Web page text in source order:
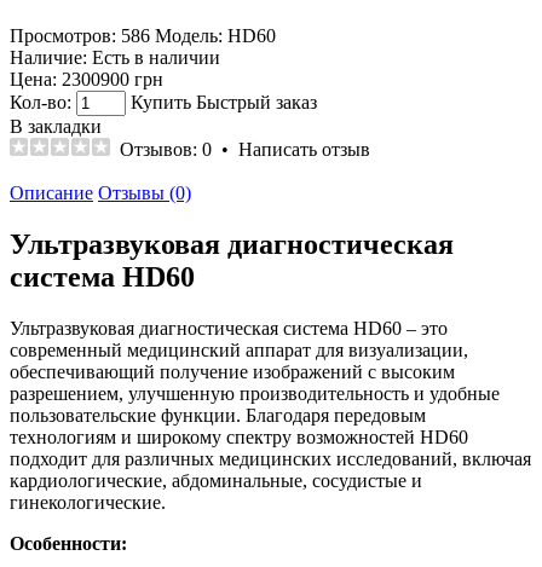
Просмотров: 586 Модель: HD60
Наличие: Есть в наличии
Цена: 2300900 грн
Кол-во:
Купить Быстрый заказ
В закладки
Отзывов: 0 • Написать отзыв
Описание Отзывы (0)
Ультразвуковая диагностическая
система HD60
Ультразвуковая диагностическая система HD60 – это
современный медицинский аппарат для визуализации,
обеспечивающий получение изображений с высоким
разрешением, улучшенную производительность и удобные
пользовательские функции. Благодаря передовым
технологиям и широкому спектру возможностей HD60
подходит для различных медицинских исследований, включая
кардиологические, абдоминальные, сосудистые и
гинекологические.
Особенности: